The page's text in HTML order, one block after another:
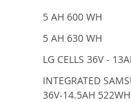
5 AH 600 WH
5 AH 630 WH
LG CELLS 36V -
INTEGRATED
36V-14.5AH 522WH